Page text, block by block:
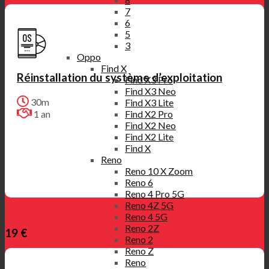
7
6
5
3
Oppo
Find X
Find X3 Pro
Find X3 Neo
Find X3 Lite
Find X2 Pro
Find X2 Neo
Find X2 Lite
Find X
Reno
Reno 10 X Zoom
Reno 6
Reno 4 Pro 5G
Reno 4Z 5G
Reno 4 5G
Reno 2Z
Reno 2
Reno Z
Reno
Réinstallation du système d’exploitation
30m
1 an
19 €